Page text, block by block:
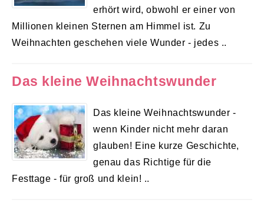
erhört wird, obwohl er einer von
Millionen kleinen Sternen am Himmel ist. Zu
Weihnachten geschehen viele Wunder - jedes ..
Das kleine Weihnachtswunder
Das kleine Weihnachtswunder -
wenn Kinder nicht mehr daran
glauben! Eine kurze Geschichte,
genau das Richtige für die
Festtage - für groß und klein! ..